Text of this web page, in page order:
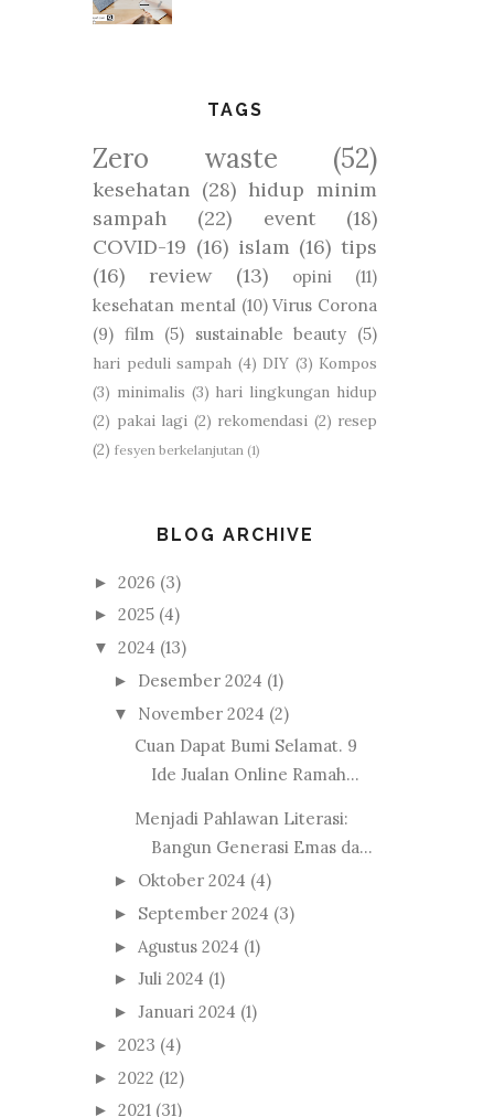
TAGS
Zero waste (52)
kesehatan (28) hidup minim
sampah
(22) event
(18)
COVID-19 (16) islam (16) tips
(16)
review (13) opini
(11)
kesehatan mental (10) Virus Corona
(9) film (5) sustainable beauty (5)
hari peduli sampah (4) DIY (3) Kompos
(3) minimalis (3) hari lingkungan hidup
(2) pakai lagi (2) rekomendasi (2) resep
(2) fesyen berkelanjutan (1)
BLOG ARCHIVE
► 2026 (3)
► 2025 (4)
▼ 2024 (13)
► Desember 2024 (1)
▼ November 2024 (2)
Cuan Dapat Bumi Selamat. 9
Ide Jualan Online Ramah...
Menjadi Pahlawan Literasi:
Bangun Generasi Emas da...
► Oktober 2024 (4)
► September 2024 (3)
► Agustus 2024 (1)
► Juli 2024 (1)
► Januari 2024 (1)
► 2023 (4)
► 2022 (12)
► 2021 (31)